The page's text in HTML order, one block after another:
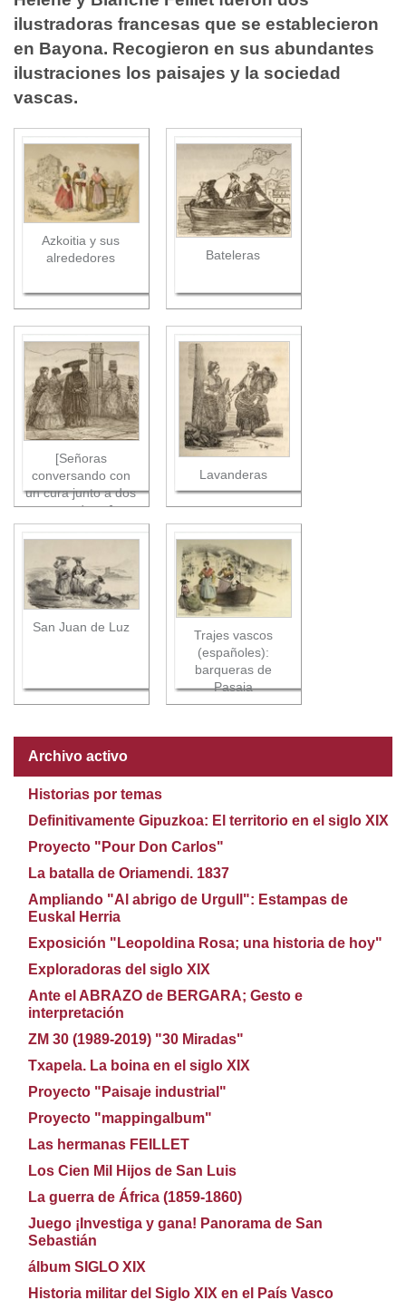
ilustradoras francesas que se establecieron
en Bayona. Recogieron en sus abundantes
ilustraciones los paisajes y la sociedad
vascas.
Azkoitia y sus
alrededores
Bateleras
[Señoras
conversando con
un cura junto a dos
aguadoras]
Lavanderas
San Juan de Luz
Trajes vascos
(españoles):
barqueras de
Pasaia
Archivo activo
Historias por temas
Definitivamente Gipuzkoa: El territorio en el siglo XIX
Proyecto "Pour Don Carlos"
La batalla de Oriamendi. 1837
Ampliando "Al abrigo de Urgull": Estampas de
Euskal Herria
Exposición "Leopoldina Rosa; una historia de hoy"
Exploradoras del siglo XIX
Ante el ABRAZO de BERGARA; Gesto e
interpretación
ZM 30 (1989-2019) "30 Miradas"
Txapela. La boina en el siglo XIX
Proyecto "Paisaje industrial"
Proyecto "mappingalbum"
Las hermanas FEILLET
Los Cien Mil Hijos de San Luis
La guerra de África (1859-1860)
Juego ¡Investiga y gana! Panorama de San
Sebastián
álbum SIGLO XIX
Historia militar del Siglo XIX en el País Vasco